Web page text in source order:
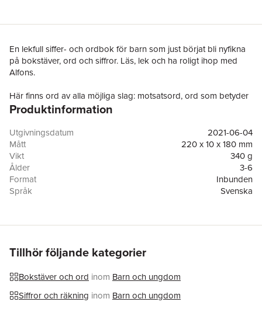
En lekfull siffer- och ordbok för barn som just börjat bli nyfikna
på bokstäver, ord och siffror. Läs, lek och ha roligt ihop med
Alfons.
Här finns ord av alla möjliga slag: motsatsord, ord som betyder
samma sak eller börjar på samma bokstav, substantiv och verb.
tänka vidare. Att leka med språket, orden och bokstäverna är
jättebra träning för knoppen, säger Alfons pappa. Och kanske
lär man sig läsa på kuppen, i alla fall nästan.
Siffror finns överallt! När Alfons och pappa ska fixa 6-årskalas
bollar de med massor av siffror - bestämmer datum, slår
Alfons leker med ord , samlingen är baserad på Gunilla
Bergströms bokfigur Alfons Åberg.
Produktinformation
Utgivningsdatum
2021-06-04
Mått
220 x 10 x 180 mm
Vikt
340 g
Ålder
3-6
Format
Inbunden
Språk
Svenska
Antal sidor
64
Förlag
Medarbetare
ISBN
Miljömärkning
Tillhör följande kategorier
Bokstäver och ord inom Barn och ungdom
Siffror och räkning inom Barn och ungdom